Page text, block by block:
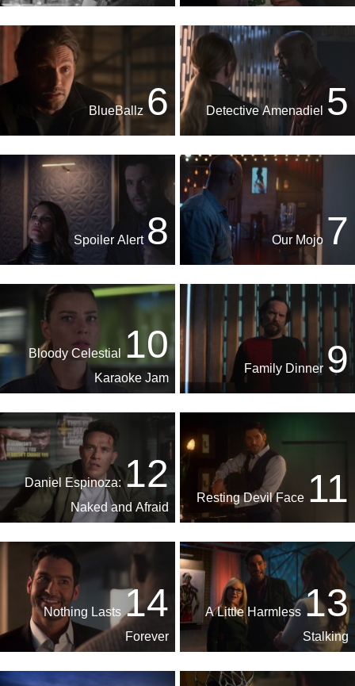
5
6
BlueBallz
7
8
Spoiler Alert
9
10
Bloody Celestial
Karaoke Jam
11
12
Daniel Espinoza:
Naked and Afraid
13
A Little Harmless
Stalking
14
Nothing Lasts
Forever